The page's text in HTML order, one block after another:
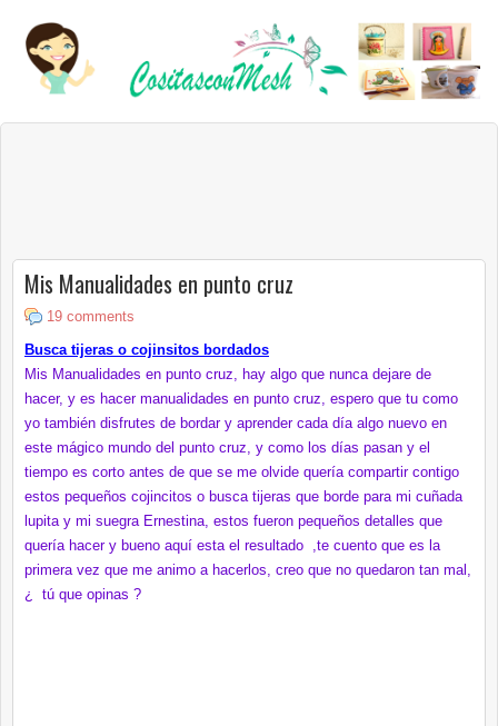
Mis Manualidades en punto cruz
19 comments
Busca tijeras o cojinsitos bordados
Mis Manualidades en punto cruz, hay algo que nunca dejare de
hacer, y es hacer manualidades en punto cruz, espero que tu como
yo también disfrutes de bordar y aprender cada día algo nuevo en
este mágico mundo del punto cruz, y como los días pasan y el
tiempo es corto antes de que se me olvide quería compartir contigo
estos pequeños cojincitos o busca tijeras que borde para mi cuñada
lupita y mi suegra Ernestina, estos fueron pequeños detalles que
quería hacer y bueno aquí esta el resultado ,te cuento que es la
primera vez que me animo a hacerlos, creo que no quedaron tan mal,
¿ tú que opinas ?